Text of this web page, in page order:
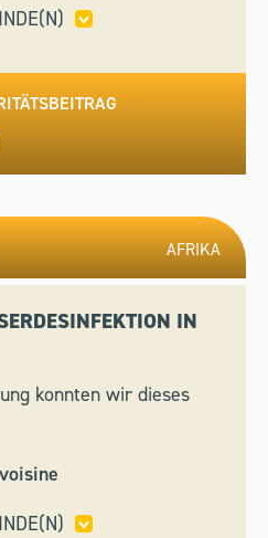
AFRIKA
IN
konnten wir dieses